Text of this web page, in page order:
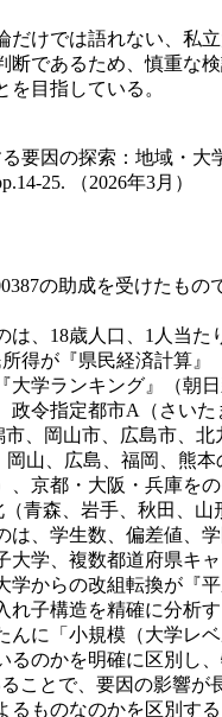
けでは語れない、私
断であるため、慎重な
目指している。
要因の探索：地域・大
25. （2026年3月）
の助成を受けたもの
は、18歳人口、1人当
得が『県民経済計算
学ランキング』（朝
政令指定都市A（さい
、岡山市、広島市、
山、広島、福岡、熊
、京都・大阪・兵庫を
青森、岩手、秋田、
は、学生数、偏差値
学、複数都道府県キ
からの改組転換が『
れ子構造を精確に分
に「小規模（大学レ
るのかを明確に区別し
ことで、要因の影響
ものなのかを区別する